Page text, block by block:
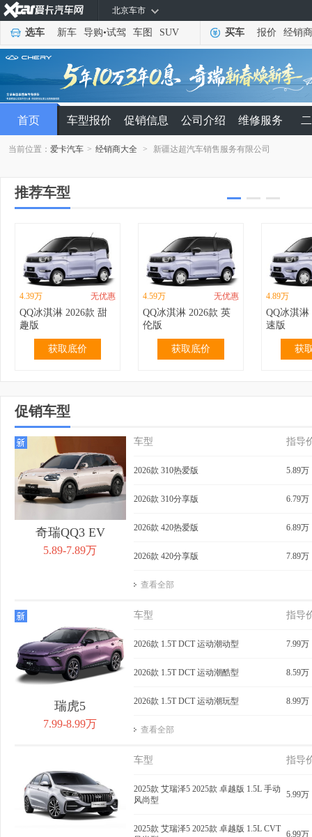
北京车市
选车 新车 导购•试驾 车图 SUV 买车 报价 经销商
首页 车型报价 促销信息 公司介绍 维修服务
当前位置：爱卡汽车 > 经销商大全 > 新疆达超汽车销售服务有限公司
推荐车型
4.39万 无优惠
QQ冰淇淋 2026款 甜
趣版
获取底价
4.59万 无优惠
QQ冰淇淋 2026款 英
伦版
获取底价
4.89万
QQ冰淇淋
速版
获
2.99万
QQ冰淇淋 2024款 青
春版 120km 奶昔
获取底价
3.19万
春版 120km 香草
获取底价
3.69万
205km 圣
获
QQ冰淇淋 2024款 青
春版 205km 奶昔
获取底价
4.39万
205km 元气版
获取底价
QQ冰淇
205km 元
获
促销车型
奇瑞QQ3 EV
5.89-7.89万
车型 指导
2026款 310热爱版 5.89万
2026款 310分享版 6.79万
2026款 420热爱版 6.89万
2026款 420分享版 7.89万
查看全部
瑞虎5
7.99-8.99万
车型 指导
2026款 1.5T DCT 运动潮动型 7.99万
2026款 1.5T DCT 运动潮酷型 8.59万
2026款 1.5T DCT 运动潮玩型 8.99万
查看全部
车型 指导
2025款 艾瑞泽5 2025款 卓越版 1.5L 手动
风尚型
5.99万
2025款 艾瑞泽5 2025款 卓越版 1.5L CVT
6.99万